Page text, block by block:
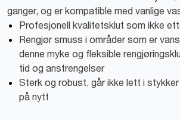
ganger, og er kompatible med vanlige
Profesjonell kvalitetsklut som ikke
Rengjør smuss i områder som er
denne myke og fleksible
tid og anstrengelser
Sterk og robust, går ikke lett i
på nytt